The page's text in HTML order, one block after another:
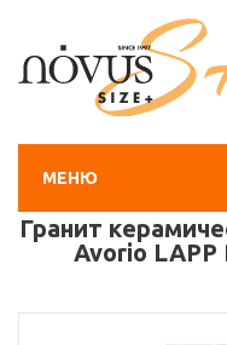
МЕНЮ
Гранит
Avorio LAPP